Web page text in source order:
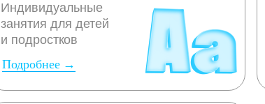
Индивидуальные
занятия для детей
и подростков
Подробнее →